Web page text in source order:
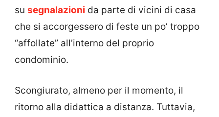
su segnalazioni da parte di vicini di casa
che si accorgessero di feste un po’ troppo
“affollate” all’interno del proprio
condominio.
Scongiurato, almeno per il momento, il
ritorno alla didattica a distanza. Tuttavia,